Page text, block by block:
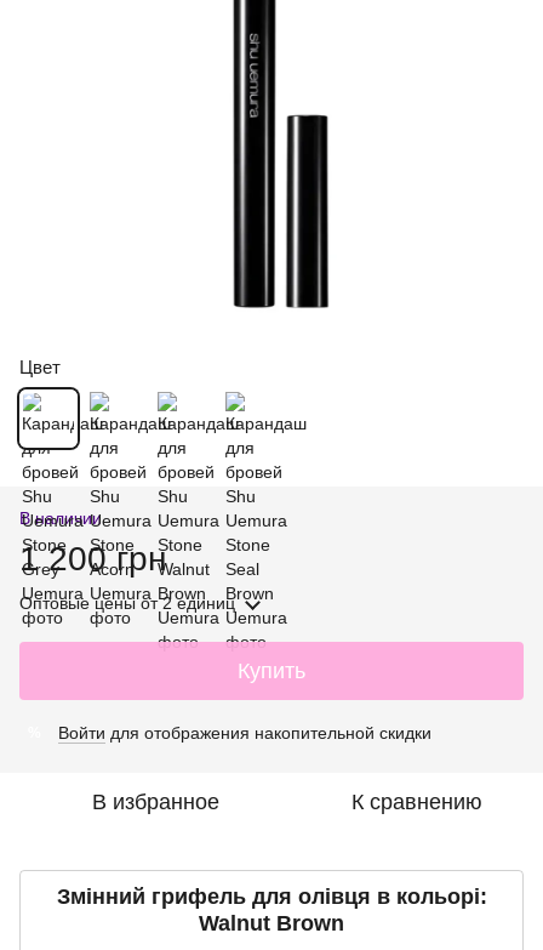
Цвет
В наличии
1 200 грн
Оптовые ценыот 2 единиц
Купить
Войти для отображения накопительной скидки
В избранное К сравнению
Змінний грифель для олівця в кольорі:
Walnut Brown